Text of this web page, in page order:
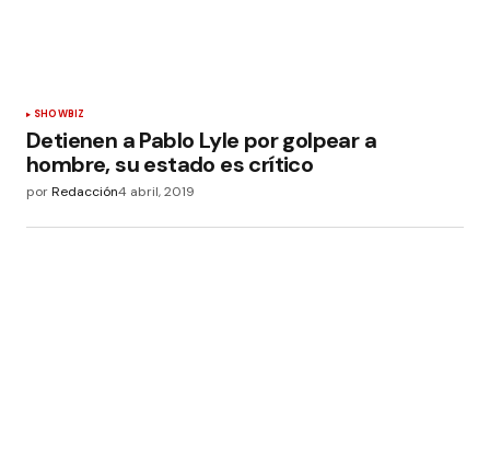
SHOWBIZ
Detienen a Pablo Lyle por golpear a
hombre, su estado es crítico
porRedacción4 abril, 2019